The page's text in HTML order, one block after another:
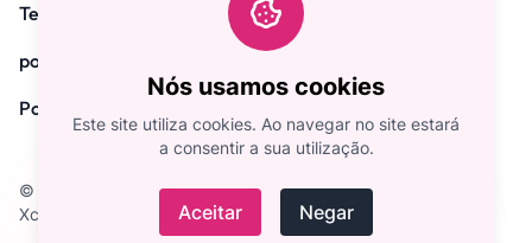
Nós usamos cookies
Este site utiliza cookies. Ao navegar no site estará
a consentir a sua utilização.
Aceitar Negar
Termos e Condições
política de Privacidade
Política de Reembolso
© Direitos autorais 2026. Todos os direitos reservados por
Xcard.